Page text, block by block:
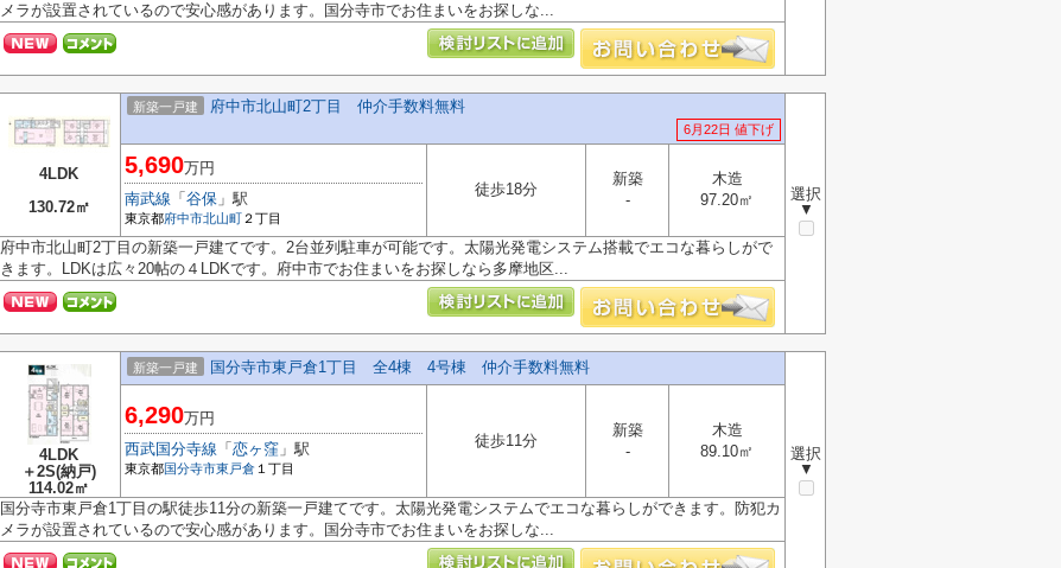
メラが設置されているので安心感があります。国分寺市でお住まいをお探しな...
4LDK
130.72㎡
新築一戸建 府中市北山町2丁目 仲介手数料無料
6月22日 値下げ
選択
▼
5,690万円
南武線 「 谷保 」駅
東京都府中市北山町 ２丁目
徒歩18分
新築
-
木造
97.20㎡
府中市北山町2丁目の新築一戸建てです。2台並列駐車が可能です。太陽光発電システム搭載でエコな暮らしがで
きます。LDKは広々20帖の４LDKです。府中市でお住まいをお探しなら多摩地区...
4LDK
＋2S(納戸)
114.02㎡
新築一戸建 国分寺市東戸倉1丁目 全4棟 4号棟 仲介手数料無料
選択
▼
6,290万円
西武国分寺線 「 恋ヶ窪 」駅
東京都国分寺市東戸倉 １丁目
徒歩11分
新築
-
木造
89.10㎡
国分寺市東戸倉1丁目の駅徒歩11分の新築一戸建てです。太陽光発電システムでエコな暮らしができます。防犯カ
メラが設置されているので安心感があります。国分寺市でお住まいをお探しな...